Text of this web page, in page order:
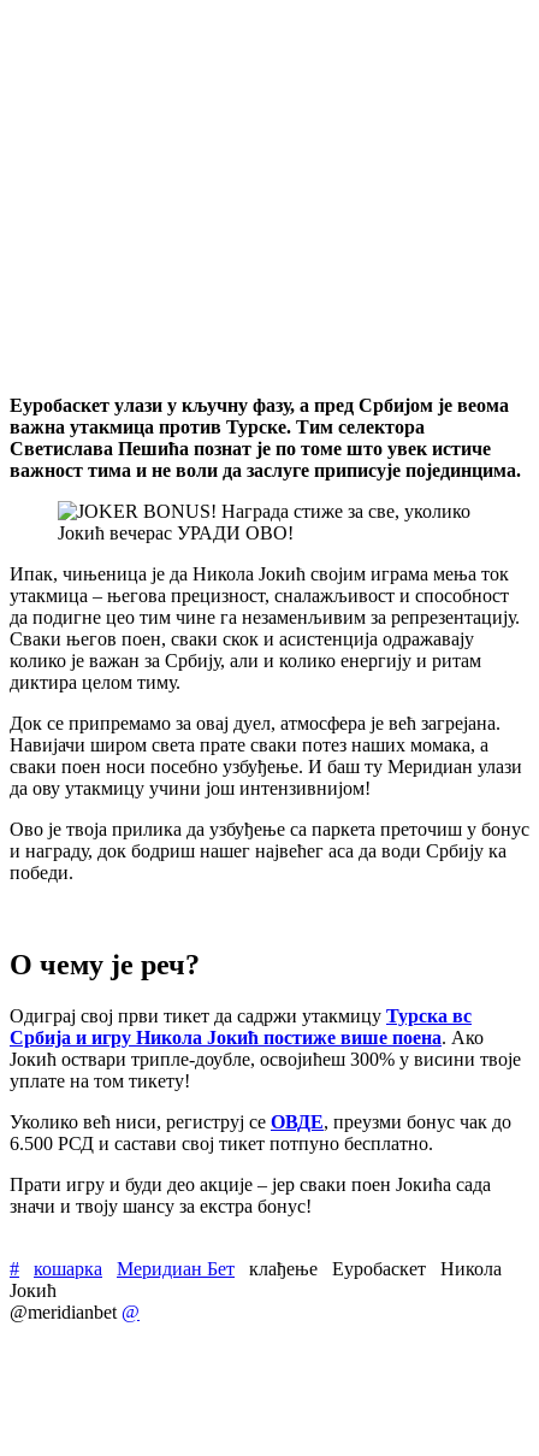
Еуробаскет улази у кључну фазу, а пред Србијом је веома
важна утакмица против Турске. Тим селектора
Светислава Пешића познат је по томе што увек истиче
важност тима и не воли да заслуге приписује појединцима.
Ипак, чињеница је да Никола Јокић својим играма мења ток
утакмица – његова прецизност, сналажљивост и способност
да подигне цео тим чине га незаменљивим за репрезентацију.
Сваки његов поен, сваки скок и асистенција одражавају
колико је важан за Србију, али и колико енергију и ритам
диктира целом тиму.
Док се припремамо за овај дуел, атмосфера је већ загрејана.
Навијачи широм света прате сваки потез наших момака, а
сваки поен носи посебно узбуђење. И баш ту Меридиан улази
да ову утакмицу учини још интензивнијом!
Ово је твоја прилика да узбуђење са паркета преточиш у бонус
и награду, док бодриш нашег највећег аса да води Србију ка
победи.
О чему је реч?
Одиграј свој први тикет да садржи утакмицу Турска вс
Србија и игру Никола Јокић постиже више поена. Ако
Јокић оствари трипле-доубле, освојићеш 300% у висини твоје
уплате на том тикету!
Уколико већ ниси, региструј се ОВДЕ, преузми бонус чак до
6.500 РСД и састави свој тикет потпуно бесплатно.
Прати игру и буди део акције – јер сваки поен Јокића сада
значи и твоју шансу за екстра бонус!
# кошарка Меридиан Бет клађење Еуробаскет
Никола
Јокић
@meridianbet @